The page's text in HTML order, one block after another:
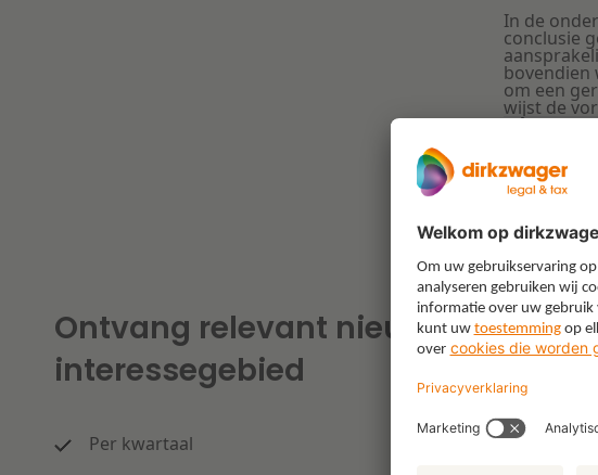
In de
conclusie
bovendien
om een
wijst de
Ontvang relevant nieuws op uw
interessegebied
Per kwartaal